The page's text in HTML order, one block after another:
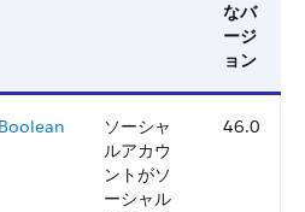
なバ
ージ
ョン
Boolean
ソーシャ
ルアカウ
ントがソ
ーシャル
46.0